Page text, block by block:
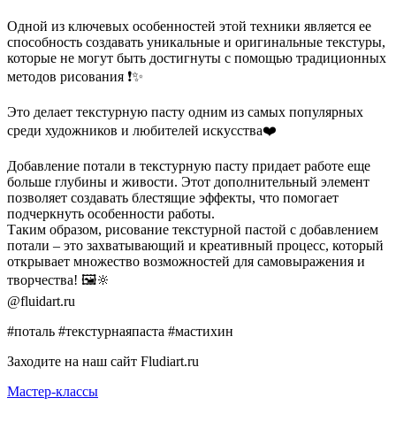
Одной из ключевых особенностей этой техники является ее
способность создавать уникальные и оригинальные текстуры,
которые не могут быть достигнуты с помощью традиционных
методов рисования ❗️✨
Это делает текстурную пасту одним из самых популярных
среди художников и любителей искусства❤️
Добавление потали в текстурную пасту придает работе еще
больше глубины и живости. Этот дополнительный элемент
позволяет создавать блестящие эффекты, что помогает
подчеркнуть особенности работы.
Таким образом, рисование текстурной пастой с добавлением
потали – это захватывающий и креативный процесс, который
открывает множество возможностей для самовыражения и
творчества! 🖼️🔆
@fluidart.ru
#поталь #текстурнаяпаста #мастихин
Заходите на наш сайт Fludiart.ru
Мастер-классы